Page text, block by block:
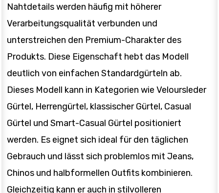
Nahtdetails werden häufig mit höherer
Verarbeitungsqualität verbunden und
unterstreichen den Premium-Charakter des
Produkts. Diese Eigenschaft hebt das Modell
deutlich von einfachen Standardgürteln ab.
Dieses Modell kann in Kategorien wie Veloursleder
Gürtel, Herrengürtel, klassischer Gürtel, Casual
Gürtel und Smart-Casual Gürtel positioniert
werden. Es eignet sich ideal für den täglichen
Gebrauch und lässt sich problemlos mit Jeans,
Chinos und halbformellen Outfits kombinieren.
Gleichzeitig kann er auch in stilvolleren